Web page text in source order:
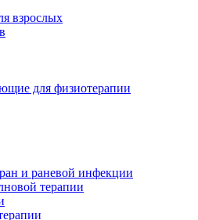
взрослых
для физиотерапии
и раневой инфекции
терапии